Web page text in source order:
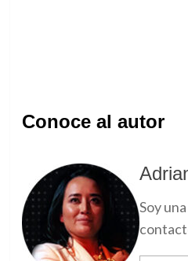
Conoce al autor
Soy